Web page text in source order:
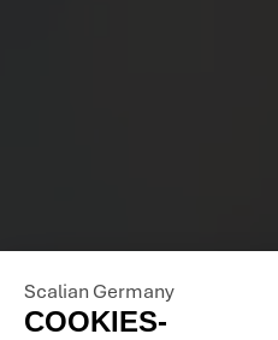
Scalian Germany
COOKIES-